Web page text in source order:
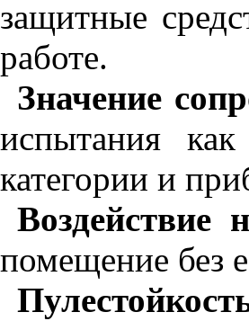
защитные
работе.
Значение
испытания
категории и
Воздействие
помещение без